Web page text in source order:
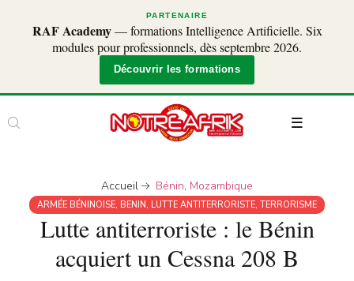
PARTENAIRE
RAF Academy— formations Intelligence Artificielle. Six
modules pour professionnels, dès septembre 2026.
Découvrir les formations
Accueil Bénin, Mozambique
ARMÉE BÉNINOISE, BENIN, LUTTE ANTITERRORISTE, TERRORISME
Lutte antiterroriste : le Bénin
acquiert un Cessna 208 B